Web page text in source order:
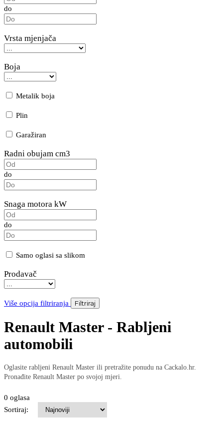
do
Vrsta mjenjača
Boja
Metalik boja
Plin
Garažiran
Radni obujam cm3
do
Snaga motora kW
do
Samo oglasi sa slikom
Prodavač
Više opcija filtriranja Filtriraj
Renault Master - Rabljeni
automobili
Oglasite rabljeni Renault Master ili pretražite ponudu na Cackalo.hr.
Pronađite Renault Master po svojoj mjeri.
0 oglasa
Sortiraj: